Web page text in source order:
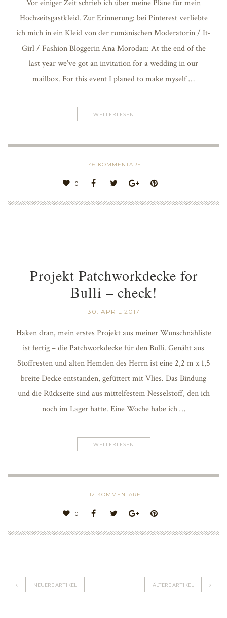
Vor einiger Zeit schrieb ich über meine Pläne für mein
Hochzeitsgastkleid. Zur Erinnerung: bei Pinterest verliebte
ich mich in ein Kleid von der rumänischen Moderatorin / It-
Girl / Fashion Bloggerin Ana Morodan: At the end of the
last year we’ve got an invitation for a wedding in our
mailbox. For this event I planed to make myself …
WEITERLESEN
46 KOMMENTARE
0
Projekt Patchworkdecke for
Bulli – check!
30. APRIL 2017
Haken dran, mein erstes Projekt aus meiner Wunschnähliste
ist fertig – die Patchworkdecke für den Bulli. Genäht aus
Stoffresten und alten Hemden des Herrn ist eine 2,2 m x 1,5
breite Decke entstanden, gefüttert mit Vlies. Das Bindung
und die Rückseite sind aus mittelfestem Nesselstoff, den ich
noch im Lager hatte. Eine Woche habe ich …
WEITERLESEN
12 KOMMENTARE
0
NEUERE ARTIKEL ÄLTERE ARTIKEL